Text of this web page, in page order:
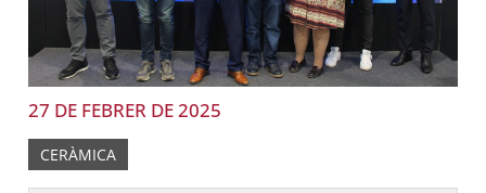
27 DE FEBRER DE 2025
CERÀMICA